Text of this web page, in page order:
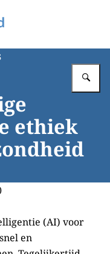
ethiek
(AI) voor
en